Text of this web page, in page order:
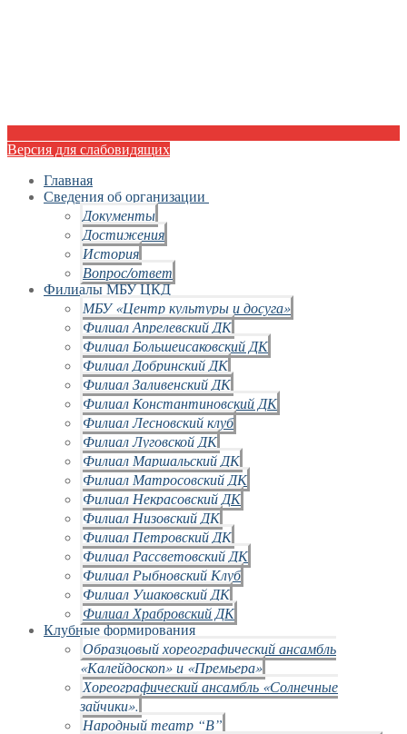
Версия для слабовидящих
Главная
Сведения об организации
Документы
Достижения
История
Вопрос/ответ
Филиалы МБУ ЦКД
МБУ «Центр культуры и досуга»
Филиал Апрелевский ДК
Филиал Большеисаковский ДК
Филиал Добринский ДК
Филиал Заливенский ДК
Филиал Константиновский ДК
Филиал Лесновский клуб
Филиал Луговской ДК
Филиал Маршальский ДК
Филиал Матросовский ДК
Филиал Некрасовский ДК
Филиал Низовский ДК
Филиал Петровский ДК
Филиал Рассветовский ДК
Филиал Рыбновский Клуб
Филиал Ушаковский ДК
Филиал Храбровский ДК
Клубные формирования
Образцовый хореографический ансамбль
«Калейдоскоп» и «Премьера»
Хореографический ансамбль «Солнечные
зайчики».
Народный театр “В”